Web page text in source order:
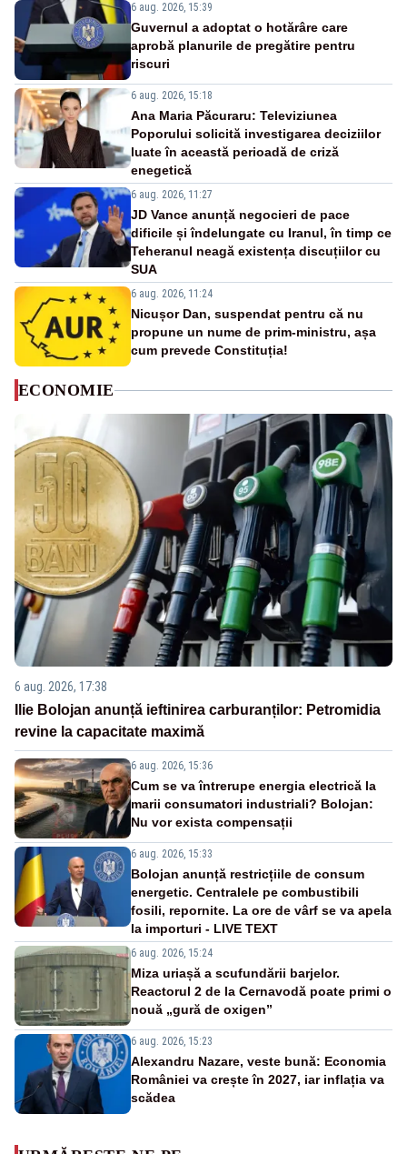
6 aug. 2026, 15:39
Guvernul a adoptat o hotărâre care
aprobă planurile de pregătire pentru
riscuri
6 aug. 2026, 15:18
Ana Maria Păcuraru: Televiziunea
Poporului solicită investigarea deciziilor
luate în această perioadă de criză
enegetică
6 aug. 2026, 11:27
JD Vance anunță negocieri de pace
dificile și îndelungate cu Iranul, în timp ce
Teheranul neagă existența discuțiilor cu
SUA
6 aug. 2026, 11:24
Nicușor Dan, suspendat pentru că nu
propune un nume de prim-ministru, așa
cum prevede Constituția!
ECONOMIE
6 aug. 2026, 17:38
Ilie Bolojan anunță ieftinirea carburanților: Petromidia
revine la capacitate maximă
6 aug. 2026, 15:36
Cum se va întrerupe energia electrică la
marii consumatori industriali? Bolojan:
Nu vor exista compensații
6 aug. 2026, 15:33
Bolojan anunță restricțiile de consum
energetic. Centralele pe combustibili
fosili, repornite. La ore de vârf se va apela
la importuri - LIVE TEXT
6 aug. 2026, 15:24
Miza uriașă a scufundării barjelor.
Reactorul 2 de la Cernavodă poate primi o
nouă „gură de oxigen”
6 aug. 2026, 15:23
Alexandru Nazare, veste bună: Economia
României va crește în 2027, iar inflația va
scădea